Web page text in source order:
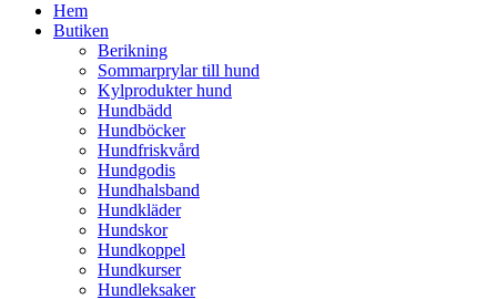
Hem
Butiken
Berikning
Sommarprylar till hund
Kylprodukter hund
Hundbädd
Hundböcker
Hundfriskvård
Hundgodis
Hundhalsband
Hundkläder
Hundskor
Hundkoppel
Hundkurser
Hundleksaker